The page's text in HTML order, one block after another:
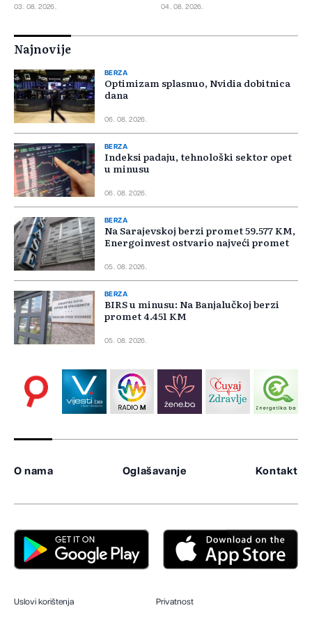
03. 08. 2026. 04. 08. 2026.
Najnovije
BERZA
Optimizam splasnuo, Nvidia dobitnica
dana
06. 08. 2026.
BERZA
Indeksi padaju, tehnološki sektor opet
u minusu
06. 08. 2026.
BERZA
Na Sarajevskoj berzi promet 59.577 KM,
Energoinvest ostvario najveći promet
05. 08. 2026.
BERZA
BIRS u minusu: Na Banjalučkoj berzi
promet 4.451 KM
05. 08. 2026.
O nama Oglašavanje Kontakt
Uslovi korištenja Privatnost